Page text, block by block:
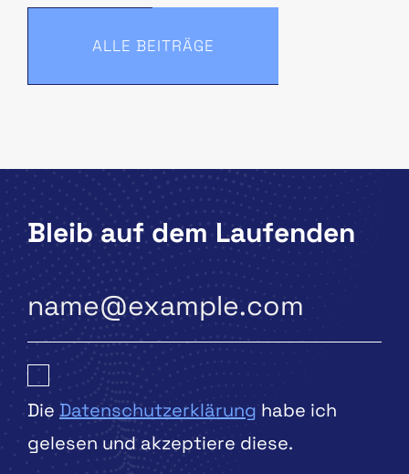
ALLE BEITRÄGE
Bleib auf dem Laufenden
Die Datenschutzerklärung habe ich
gelesen und akzeptiere diese.